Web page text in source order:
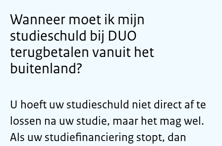
Wanneer moet ik mijn
studieschuld bij DUO
terugbetalen vanuit het
buitenland?
U hoeft uw studieschuld niet direct af te
lossen na uw studie, maar het mag wel.
Als uw studiefinanciering stopt, dan